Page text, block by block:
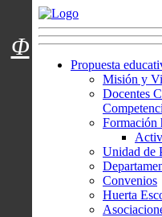
Menú usuarios
Propuesta
Misión y
Docentes
Formación
Unidad de
Convenios
Huerta
Φ